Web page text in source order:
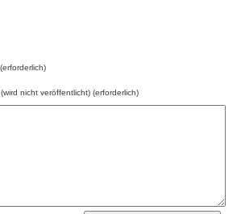
nicht veröffentlicht) (erforderlich)